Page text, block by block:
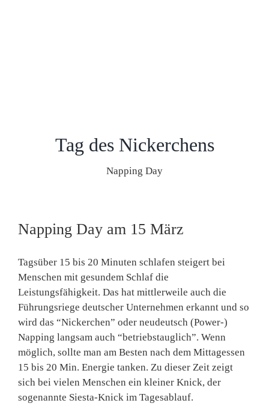
Tag des Nickerchens
Napping Day
Napping Day am 15 März
Tagsüber 15 bis 20 Minuten schlafen steigert bei
Menschen mit gesundem Schlaf die
Leistungsfähigkeit. Das hat mittlerweile auch die
Führungsriege deutscher Unternehmen erkannt und so
wird das “Nickerchen” oder neudeutsch (Power-)
Napping langsam auch “betriebstauglich”. Wenn
möglich, sollte man am Besten nach dem Mittagessen
15 bis 20 Min. Energie tanken. Zu dieser Zeit zeigt
sich bei vielen Menschen ein kleiner Knick, der
sogenannte Siesta-Knick im Tagesablauf.